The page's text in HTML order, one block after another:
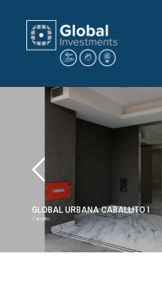
INVERTÍ CON NOSOTROS
PROYECTOS
CONTACTO
HOME
GLOBAL URBANA CABALLITO I
Caballito